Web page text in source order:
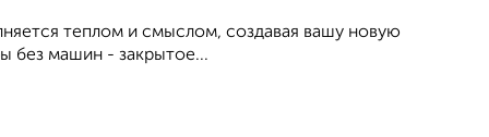
теплом и смыслом, создавая вашу новую
без машин - закрытое...